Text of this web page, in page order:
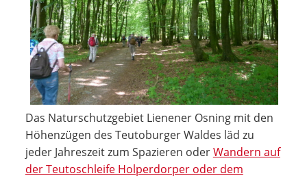
Das Naturschutzgebiet Lienener Osning mit den
Höhenzügen des Teutoburger Waldes läd zu
jeder Jahreszeit zum Spazieren oderWandern auf
der Teutoschleife Holperdorper oder dem